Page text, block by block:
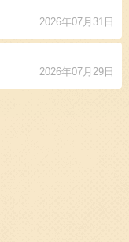
2026年07月31日
2026年07月29日